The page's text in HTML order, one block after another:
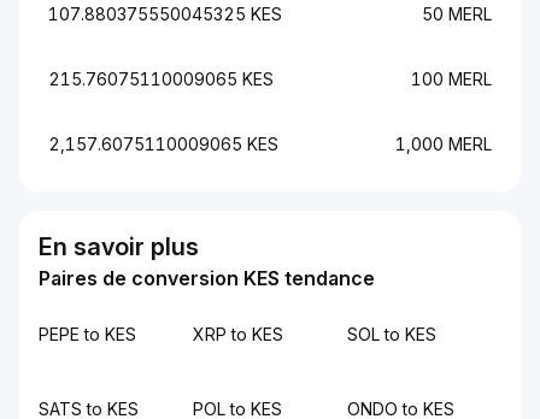
107.880375550045325 KES 50 MERL
215.76075110009065 KES 100 MERL
2,157.6075110009065 KES 1,000 MERL
En savoir plus
Paires de conversion KES tendance
PEPE to KES XRP to KES SOL to KES
SATS to KES POL to KES ONDO to KES